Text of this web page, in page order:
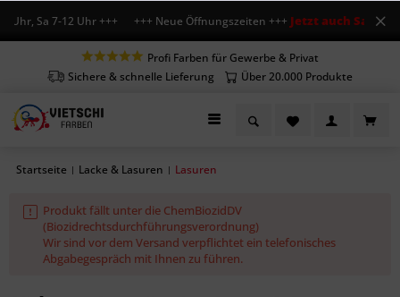
Sa 7-12 Uhr +++ +++ Neue Öffnungszeiten +++Jetzt auch Sa
Profi Farben für Gewerbe & Privat
Sichere & schnelle Lieferung
Über 20.000 Produkte
Startseite | Lacke & Lasuren | Lasuren
Produkt fällt unter die ChemBiozidDV
(Biozidrechtsdurchführungsverordnung)
Wir sind vor dem Versand verpflichtet ein telefonisches
Abgabegespräch mit Ihnen zu führen.